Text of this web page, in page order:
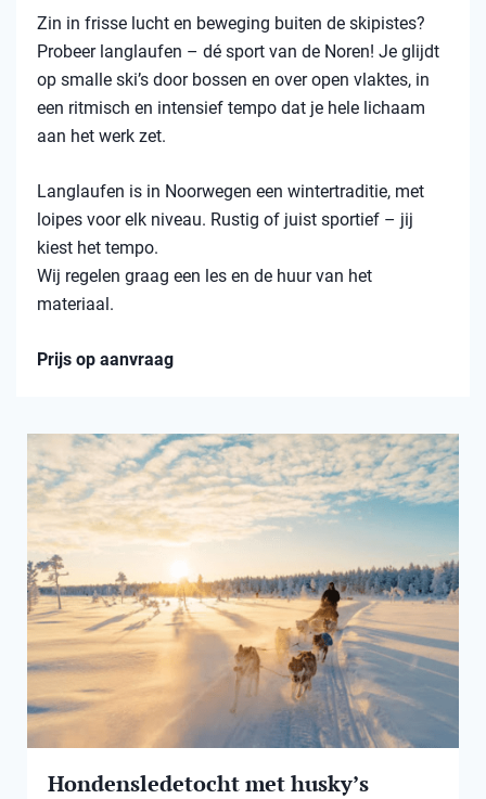
Zin in frisse lucht en beweging buiten de skipistes?
Probeer langlaufen – dé sport van de Noren! Je glijdt
op smalle ski’s door bossen en over open vlaktes, in
een ritmisch en intensief tempo dat je hele lichaam
aan het werk zet.
Langlaufen is in Noorwegen een wintertraditie, met
loipes voor elk niveau. Rustig of juist sportief – jij
kiest het tempo.
Wij regelen graag een les en de huur van het
materiaal.
Prijs op aanvraag
Hondensledetocht met husky’s